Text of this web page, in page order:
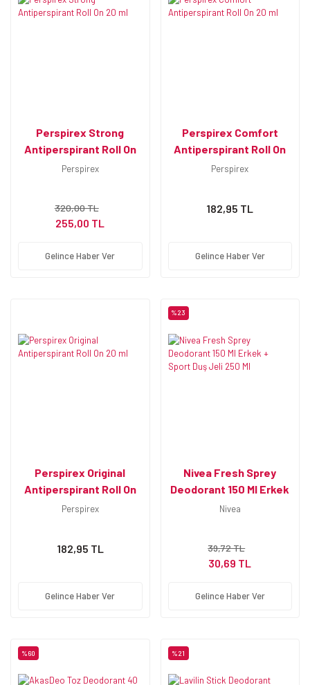
Perspirex Strong
Antiperspirant Roll On
20 ml
Perspirex
320,00 TL
255,00 TL
Gelince Haber Ver
Perspirex Comfort
Antiperspirant Roll On
20 ml
Perspirex
182,95 TL
Gelince Haber Ver
Perspirex Original
Antiperspirant Roll On
20 ml
Perspirex
182,95 TL
Gelince Haber Ver
%23
Nivea Fresh Sprey
Deodorant 150 Ml Erkek
+ Sport Duş Jeli 250 Ml
Nivea
39,72 TL
30,69 TL
Gelince Haber Ver
%60 %21